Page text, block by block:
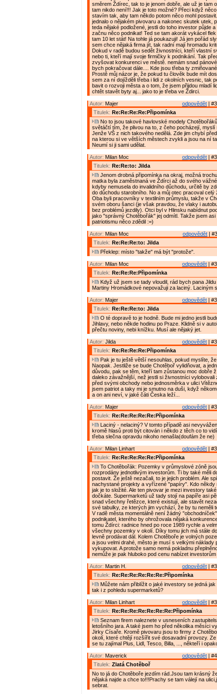
směrem Ždírec, tak to je jenom dobře, ale už je tam
tam nikdo není!!! Jak je toto možné? Přeci když
stavím tak, aby tam někdo potom něco mohl
jednalo o nějakém pivovaru a nakonec skutek utek,
teda nějaké podložené, jestli do toho investor půjde
začnu něco podnikat! Ted se tam akorát vykácel
tam 10 let stát! Na tohle já poukazuji! Já jen pořád
sem chce nějaká firma jít, tak radní mají hromadu
Dokud v radě budou sedět živnostníci, kteří vlastní
nebo ti, kteří mají svoje firmičky k podnikání. Tak
zvyšovat konkurenci ve městě. nemám snad
bych pokračovat dále.... Kde jsou třeba ty
Prostě můj názor je, že pokud tu člověk bude mít
sem za ní dojížděli třeba i lidi z okolních vesnic, tak
bavit o rozvoji města a o tom, že jsem přijdou mladí
chtět stavět byty aj... jako to je třeba ve Ždirci.
odpovědět |
Autor: Majer
Titulek: Re:Re:Re:Re:Připomínka
No to jsou takové havlovské modely
světáčtí tím, že plivou na to, z čeho pocházejí, myslí
Jenže VŠ z nich takového nedělá. Zde jim chybí
na kterou si ve větších městech zvykli a jsou na ní
Neumí si ji sami udělat.
odpovědět |
Autor: Milan Moc
Titulek: Re:Re:to: Jilda
Jenom drobná připomínka na okraj, možná
matka byla zaměstnaná ve Ždírci až do svého
kdyby nemusela do invalidního důchodu, určitě by
do důchodu starobního. No a můj otec pracoval celý
Oba byli pracovníky v textilním průmyslu, takže v
svém oboru šanci (je však pravdou, že vlaky i
bez problémů jezdily). Otci byl v Hlinsku nabídnut
jako "správný Chotěbořák" jej odmítl. Takže jsem asi
patriotismu něco zdědil :=)
odpovědět |
Autor: Milan Moc
Titulek: Re:Re:Re:to: Jilda
Překlep: místo "takže" má být "protože".
odpovědět |
Autor: Milan Moc
Titulek: Re:Re:Re:Připomínka
Když už jsem se tady vloudil, rád bych pana
Martiny Hromádkové nepovažuji za laciný. Laciným
odpovědět |
Autor: Majer
Titulek: Re:Re:Re:to: Jilda
O té dopravě to je hodně. Bude mi jedno jestli
Jihlavy, nebo někde hodinu po Praze. Klidně si v
přečtu noviny, nebi knížku. Musí ale nějaký jet.
odpovědět |
Autor: Jilda
Titulek: Re:Re:Re:Re:Připomínka
Pak je tu ještě větší nesouhlas, pokud myslíte,
Naopak. Jestliže se bude Chotěboř vylidňovat, a
důvodu, pak se těm, kteří tam zůstanou moc dobře
daleko závažnější, než jestli si živnostníci
před svými obchody nebo jednosměrka v ulici
jsem patriot a taky mi je smutno na duši, když
a on ani neví, v jaké čáti Česka leží...
odpovědět |
Autor: Majer
Titulek: Re:Re:Re:Re:Re:Připomínka
Laciný - nelaciný? V tomto případě asi
kromě hlasů proti být citován i někdo z těch co to
třeba slečna opravdu nikoho nenašla(doufám že ne)
odpovědět |
Autor: Milan Linhart
Titulek: Re:Re:Re:Re:Re:Připomínka
To Chotěbořák: Pozemky v průmyslové zóně
rozprodány jednotlivým investorům. Ti by také měli
postavit. Že ještě nezačali, to je jejich problém. Ale
nachystané projekty a vyřízené "papíry". Kdo někdy
jak je to složité. Ale ten pivovar je mezi investory
dočkáte. Supermarketů už tady stojí na papíře asi
snad všechny řetězce, které existují, ale stavět
své tabulky, ze kterých jim vychází, že by tu neměli
V radě města momentálně není žádný
podnikatel, kterého by ohrožovala nějaká
tomu Ždírci: radnice hned po roce 1989 rychle a
všechny pozemky v okolí. Díky tomu jich má stále
levně prodávat dál. Kolem Chotěboře je volných
a jsou velmi drahé, město je musí s velkými náklady
vykupovat. A protože samo nemá pokladnu
nemůže je pak hluboko pod cenu nabízet
odpovědět |
Autor: Martin H.
Titulek: Re:Re:Re:Re:Re:Re:Připomínka
Můžete nám přiblížit o jaké investory se jedná jak
tak i z pohledu supermarketů?
odpovědět |
Autor: Milan Linhart
Titulek: Re:Re:Re:Re:Re:Re:Re:Připomínka
Seznam firem naleznete v usneseních
letošního jara. A také jsem ho před několika měsíci
Jirky Císaře. Kromě pivovaru jsou to firmy z
okolí, které chtějí rozšířit své dosavadní provozy.
se tu zajímal Plus, Lidl, Tesco, Billa, ..., někteří i
odpovědět |
Autor: Maverick
Titulek: Zlatá Chotěboř
No to já do Chotěboře jezdím rád.Jsou tam krásný
nějaká najde a chce to!!!Prachy se tam válejí na
sebrat.